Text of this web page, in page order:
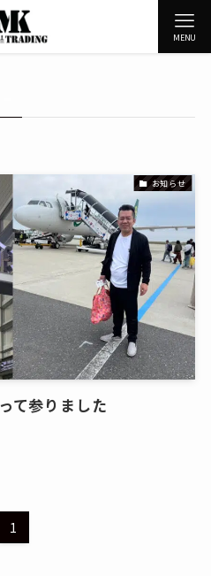
MENU
お知らせ
て参りました
1